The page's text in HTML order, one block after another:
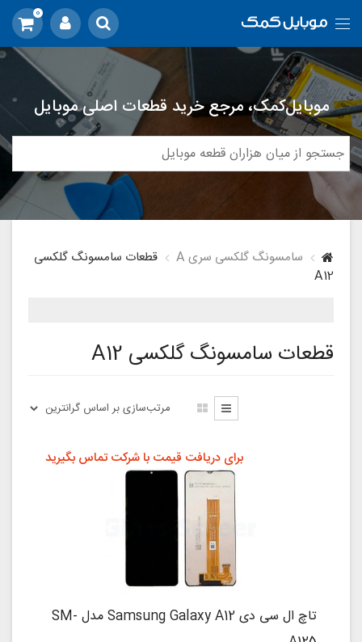
0
موبایل‌کمک، مرجع خرید قطعات اصلی موبایل
سامسونگ گلکسی سری A
قطعات سامسونگ گلکسی
A12
قطعات سامسونگ گلکسی A12
تاچ ال سی دی Samsung Galaxy A12 مدل SM-
برای دریافت قیمت با شرکت تماس بگیرید